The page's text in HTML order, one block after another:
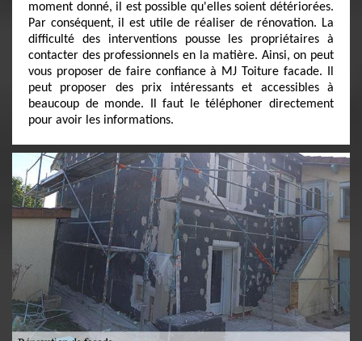
moment donné, il est possible qu'elles soient détériorées.
Par conséquent, il est utile de réaliser de rénovation. La
difficulté des interventions pousse les propriétaires à
contacter des professionnels en la matière. Ainsi, on peut
vous proposer de faire confiance à MJ Toiture facade. Il
peut proposer des prix intéressants et accessibles à
beaucoup de monde. Il faut le téléphoner directement
pour avoir les informations.